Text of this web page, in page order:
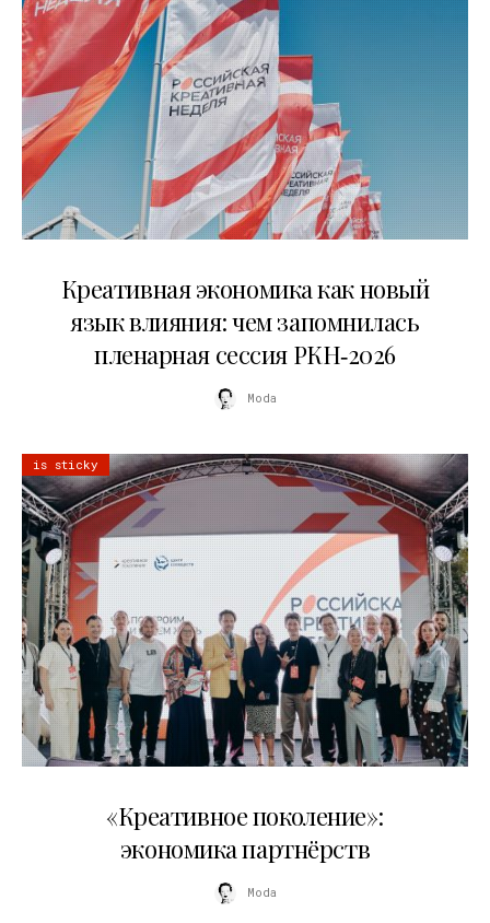
Креативная экономика как новый
язык влияния: чем запомнилась
пленарная сессия РКН‑2026
Moda
is sticky
«Креативное поколение»:
экономика партнёрств
Moda